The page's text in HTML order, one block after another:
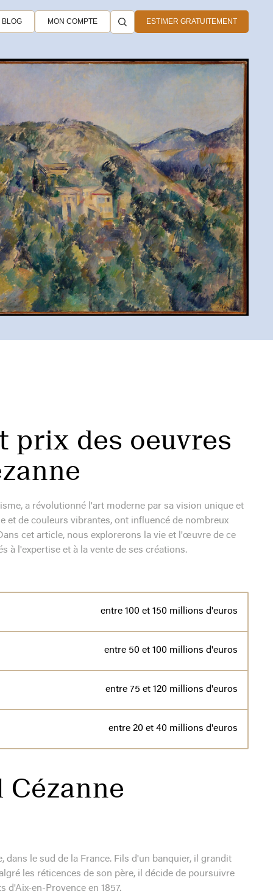
BLOG MON COMPTE ESTIMER GRATUITEMENT
prix des oeuvres
a révolutionné l'art moderne par sa vision unique et
de couleurs vibrantes, ont influencé de nombreux
cet article, nous explorerons la vie et l'œuvre de ce
à l'expertise et à la vente de ses créations.
entre 100 et 150 millions d'euros
entre 50 et 100 millions d'euros
entre 75 et 120 millions d'euros
entre 20 et 40 millions d'euros
Cézanne
dans le sud de la France. Fils d'un banquier, il grandit
les réticences de son père, il décide de poursuivre
d'Aix-en-Provence en 1857.